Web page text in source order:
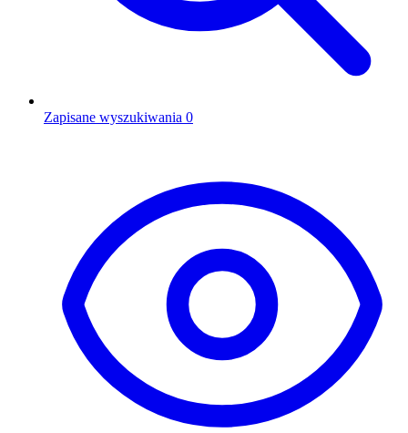
Zapisane wyszukiwania 0